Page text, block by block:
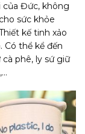
của Đức, không
sức khỏe
kế tinh xảo
Có thể kể đến
phê, ly sứ giữ